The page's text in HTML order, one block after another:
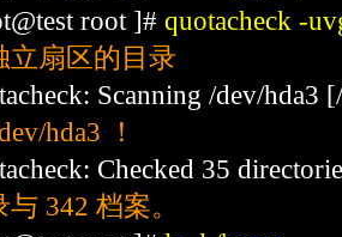
root ]# quotacheck -
立扇区的目录
Scanning /dev/
hda3 ！
Checked 35
与 342 档案。